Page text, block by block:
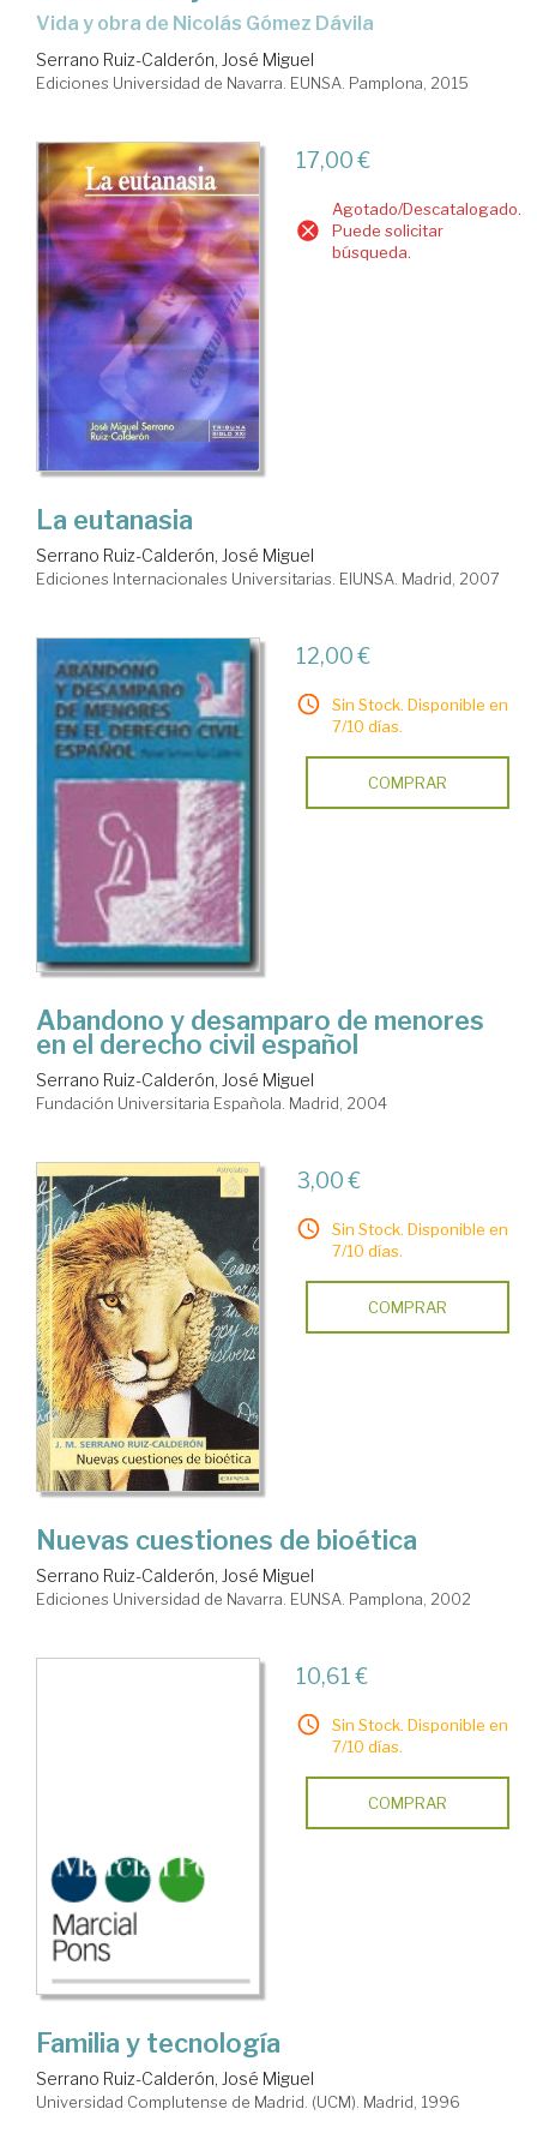
vida y obra de Nicolás Gómez Dávila
Serrano Ruiz-Calderón, José Miguel
Ediciones Universidad de Navarra. EUNSA. Pamplona, 2015
17,00 €
Agotado/Descatalogado.
Puede solicitar
búsqueda.
La eutanasia
Serrano Ruiz-Calderón, José Miguel
Ediciones Internacionales Universitarias. EIUNSA. Madrid, 2007
12,00 €
Sin Stock. Disponible en
7/10 días.
COMPRAR
Abandono y desamparo de menores
en el derecho civil español
Serrano Ruiz-Calderón, José Miguel
Fundación Universitaria Española. Madrid, 2004
3,00 €
Sin Stock. Disponible en
7/10 días.
COMPRAR
Nuevas cuestiones de bioética
Serrano Ruiz-Calderón, José Miguel
Ediciones Universidad de Navarra. EUNSA. Pamplona, 2002
10,61 €
Sin Stock. Disponible en
7/10 días.
COMPRAR
Familia y tecnología
Serrano Ruiz-Calderón, José Miguel
Universidad Complutense de Madrid. (UCM). Madrid, 1996